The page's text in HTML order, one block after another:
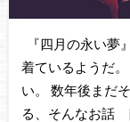
『四月の永い夢
着ているようだ
い。 数年後まだ
る、そんなお話